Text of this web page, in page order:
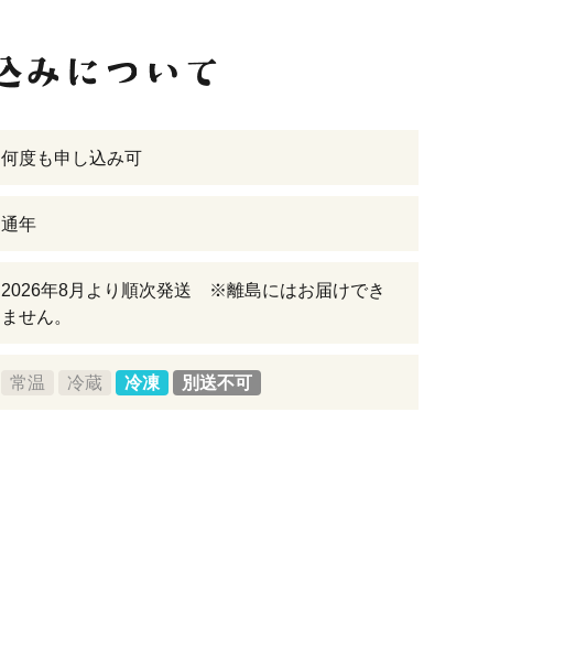
何度も申し込み可
通年
2026年8月より順次発送 ※離島にはお届けでき
ません。
常温 冷蔵 冷凍 別送不可